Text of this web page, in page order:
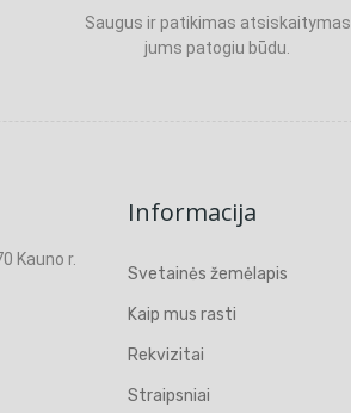
Saugus ir patikimas atsiskaitymas
jums patogiu būdu.
Kauno r.
Informacija
Svetainės žemėlapis
Kaip mus rasti
Rekvizitai
Straipsniai